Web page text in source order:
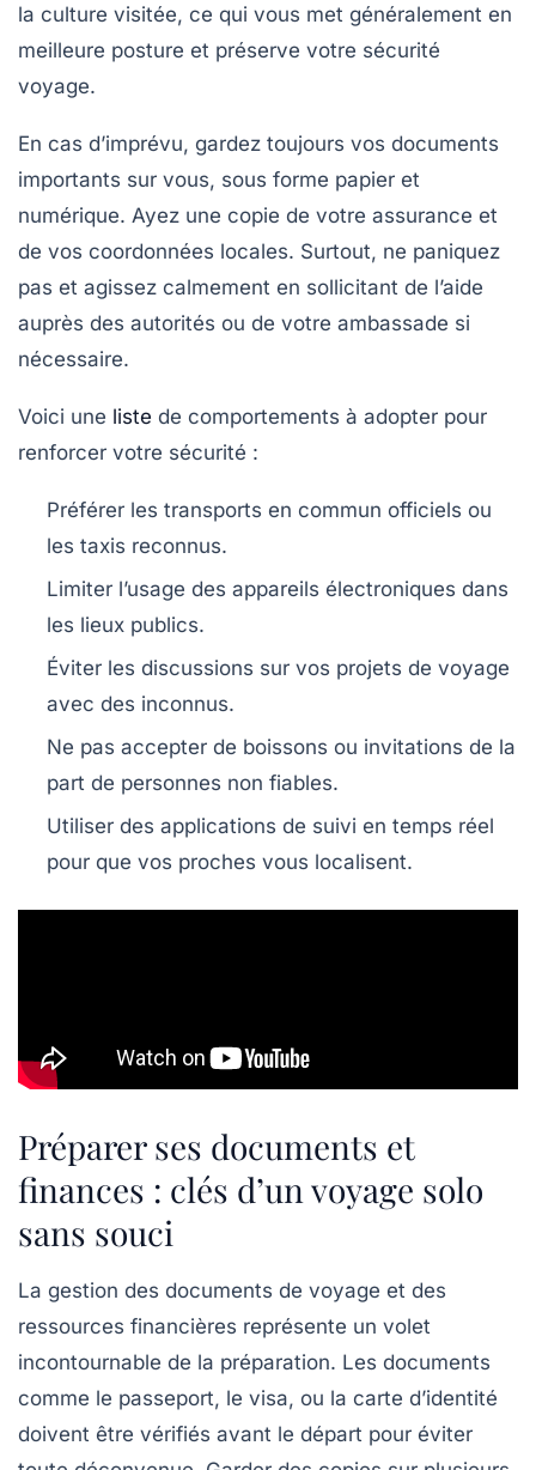
la culture visitée, ce qui vous met généralement en
meilleure posture et préserve votre sécurité
voyage.
En cas d’imprévu, gardez toujours vos documents
importants sur vous, sous forme papier et
numérique. Ayez une copie de votre assurance et
de vos coordonnées locales. Surtout, ne paniquez
pas et agissez calmement en sollicitant de l’aide
auprès des autorités ou de votre ambassade si
nécessaire.
Voici une liste de comportements à adopter pour
renforcer votre sécurité :
Préférer les transports en commun officiels ou
les taxis reconnus.
Limiter l’usage des appareils électroniques dans
les lieux publics.
Éviter les discussions sur vos projets de voyage
avec des inconnus.
Ne pas accepter de boissons ou invitations de la
part de personnes non fiables.
Utiliser des applications de suivi en temps réel
pour que vos proches vous localisent.
Préparer ses documents et
finances : clés d’un voyage solo
sans souci
La gestion des documents de voyage et des
ressources financières représente un volet
incontournable de la préparation. Les documents
comme le passeport, le visa, ou la carte d’identité
doivent être vérifiés avant le départ pour éviter